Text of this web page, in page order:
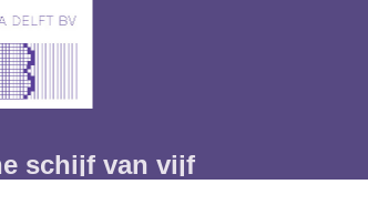
schijf van vijf